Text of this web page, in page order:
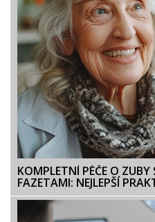
KOMPLETNÍ PÉČE O
FAZETAMI: NEJLEPŠÍ